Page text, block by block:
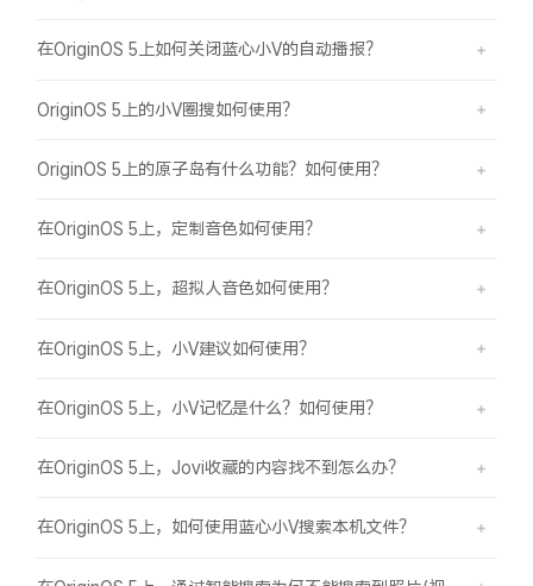
在OriginOS 5上如何关闭蓝心小V的自动播报？
OriginOS 5上的小V圈搜如何使用？
OriginOS 5上的原子岛有什么功能？如何使用？
在OriginOS 5上，定制音色如何使用？
在OriginOS 5上，超拟人音色如何使用？
在OriginOS 5上，小V建议如何使用？
在OriginOS 5上，小V记忆是什么？如何使用？
在OriginOS 5上，Jovi收藏的内容找不到怎么办？
在OriginOS 5上，如何使用蓝心小V搜索本机文件？